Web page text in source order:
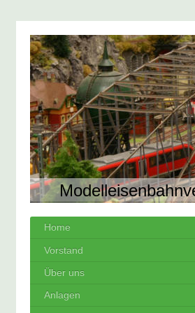
Home
Vorstand
Über uns
Anlagen